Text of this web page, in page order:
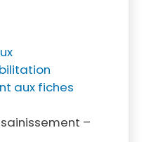
aux fiches
–